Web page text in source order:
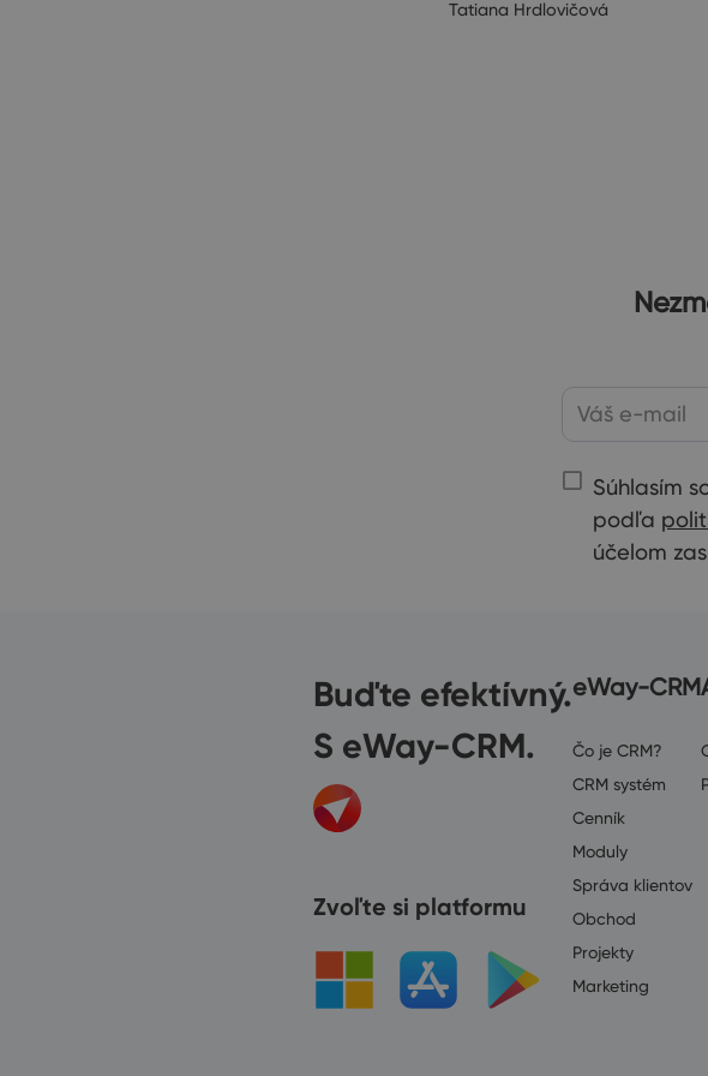
Tatiana Hrdlovičová
Súhlasím
podľa
účelom
Buďte efektívný.
S eWay-CRM.
Zvoľte si platformu
eWay-CRM
Čo je CRM?
CRM systém
Cenník
Moduly
Správa klientov
Obchod
Projekty
Marketing